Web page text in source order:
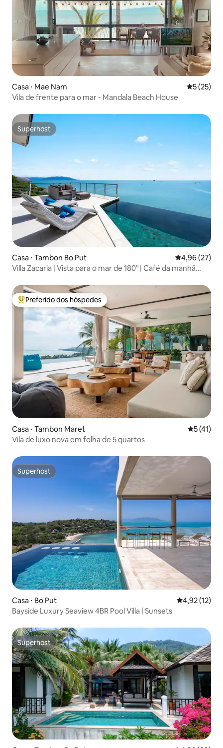
Casa ⋅ Mae Nam 5 de uma
5 (25)
Vila de frente para o mar - Mandala Beach House
Superhost
Superhost
Casa ⋅ Tambon Bo Put 4,96 de uma
4,96 (27)
Villa Zacaria | Vista para o mar de 180° | Café da manhã
Entre os melhores preferidos dos hóspedes
Preferido dos hóspedes
Casa ⋅ Tambon Maret 5 de uma
5 (41)
Vila de luxo nova em folha de 5 quartos
Superhost
Superhost
Casa ⋅ Bo Put 4,92 de uma
4,92 (12)
Bayside Luxury Seaview 4BR Pool Villa | Sunsets
Superhost
Superhost